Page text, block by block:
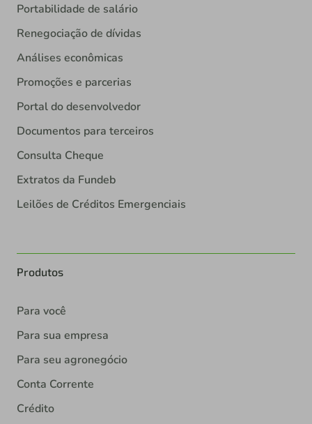
Portabilidade de salário
Renegociação de dívidas
Análises econômicas
Promoções e parcerias
Portal do desenvolvedor
Documentos para terceiros
Consulta Cheque
Extratos da Fundeb
Leilões de Créditos Emergenciais
Produtos
Para você
Para sua empresa
Para seu agronegócio
Conta Corrente
Crédito